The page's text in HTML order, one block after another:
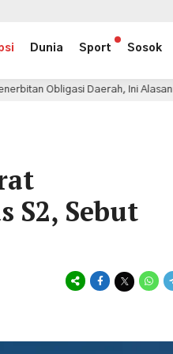
Dunia Sport Sosok
Ini Alasannya 7 jam lalu
S2, Sebut